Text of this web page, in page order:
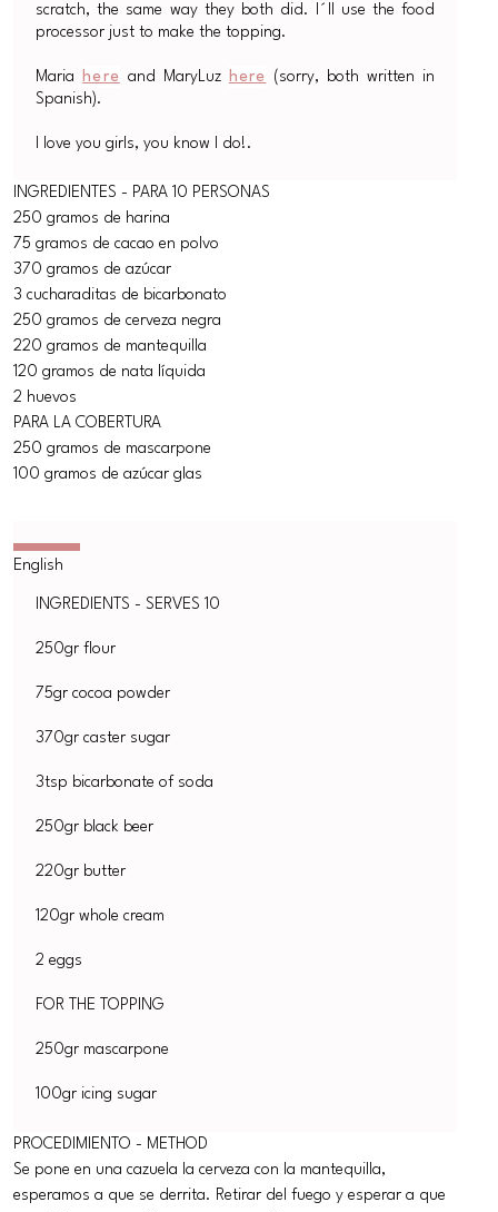
scratch, the same way they both did. I´ll use the food
processor just to make the topping.
Maria here and MaryLuz here (sorry, both written in
Spanish).
I love you girls, you know I do!.
INGREDIENTES - PARA 10 PERSONAS
250 gramos de harina
75 gramos de cacao en polvo
370 gramos de azúcar
3 cucharaditas de bicarbonato
250 gramos de cerveza negra
220 gramos de mantequilla
120 gramos de nata líquida
2 huevos
PARA LA COBERTURA
250 gramos de mascarpone
100 gramos de azúcar glas
INGREDIENTS - SERVES 10
250gr flour
75gr cocoa powder
370gr caster sugar
3tsp bicarbonate of soda
250gr black beer
220gr butter
120gr whole cream
2 eggs
FOR THE TOPPING
250gr mascarpone
100gr icing sugar
PROCEDIMIENTO - METHOD
Se pone en una cazuela la cerveza con la mantequilla,
esperamos a que se derrita. Retirar del fuego y esperar a que